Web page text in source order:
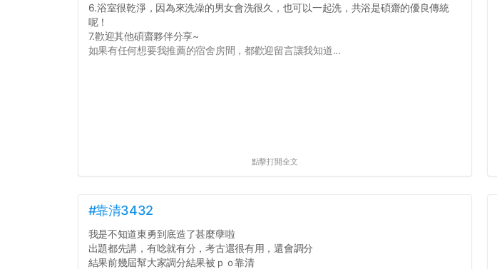
6.浴室很乾淨，因為來洗澡的男女會洗很久，也可以一起洗，共浴是碩齋的優良傳統
呢！
7.歡迎其他碩齋夥伴分享~
如果有任何想要我推薦的宿舍房間，都歡迎留言讓我知道...
點擊打開全文
#靠清3432
我是不知道東勇到底造了甚麼孽啦
出題都先講，有唸就有分，考古還很有用，還會調分
結果前幾屆幫大家調分結果被ｐｏ靠清